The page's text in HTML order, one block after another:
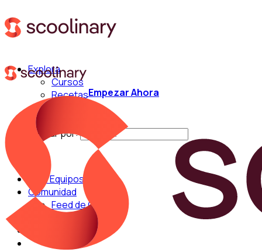
Explora
Cursos
Recetas
Buscar por:
Para Equipos
Comunidad
Feed de Cocina
Empezar Ahora